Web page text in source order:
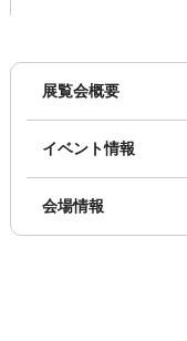
展覧会概要
イベント情報
会場情報